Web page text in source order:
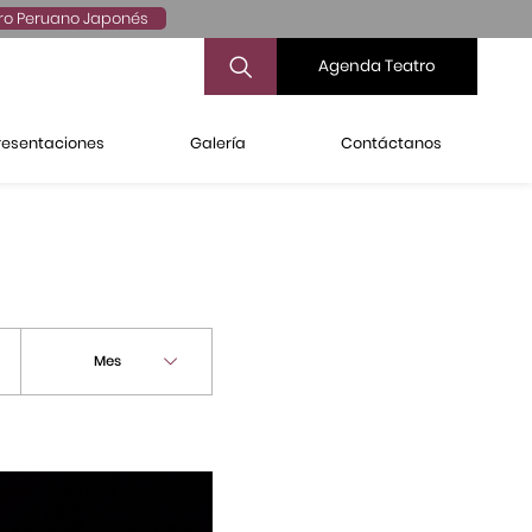
Peruano Japonés
Agenda Teatro
Galería Contáctanos
Mes